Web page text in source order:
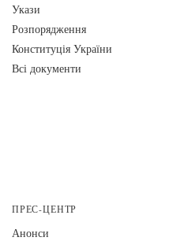
Укази
Розпорядження
Конституція України
Всі документи
ПРЕС-ЦЕНТР
Анонси